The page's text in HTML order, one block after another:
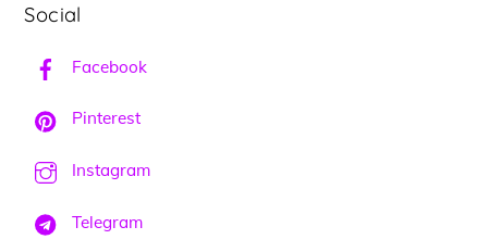
Social
Facebook
Pinterest
Instagram
Telegram